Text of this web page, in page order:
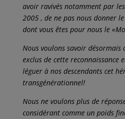
avoir ravivés notamment par
2005 , de ne pas nous donner
dont vous êtes pour nous le
Nous voulons savoir désormais
exclus de cette reconnaissance
léguer à nos descendants cet
transgénérationnel!
Nous ne voulons plus de
considérant comme un poids